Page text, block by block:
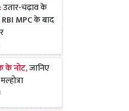
उतार-चढ़ाव के
MPC के बाद
के नोट,जानिए